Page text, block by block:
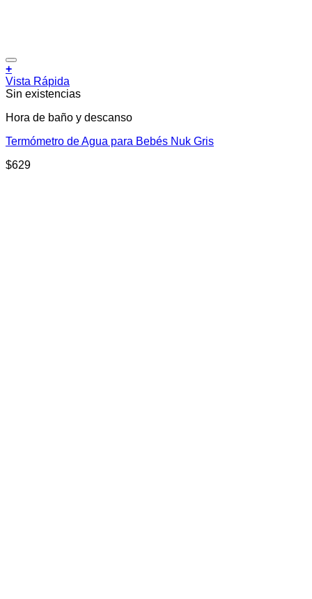
+
Vista Rápida
Sin existencias
Hora de baño y descanso
Termómetro de Agua para Bebés Nuk Gris
$629